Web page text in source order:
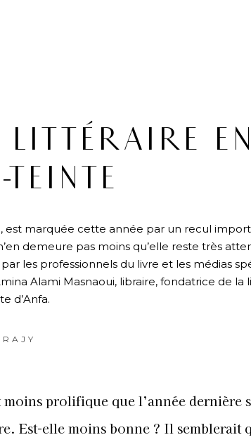
LITTÉRAIRE
est marquée cette année par un recul
demeure pas moins qu’elle reste très
les professionnels du livre et les médias
Alami Masnaoui, libraire, fondatrice de la
d’Anfa.
prolifique que l’année dernière
Est-elle moins bonne ? Il semblerait